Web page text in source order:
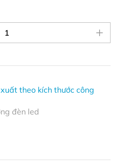
theo kích thước công
đèn led